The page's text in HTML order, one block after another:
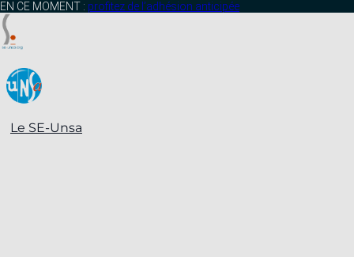
principal
EN CE MOMENT : profitez de l’adhésion anticipée
Le SE-Unsa